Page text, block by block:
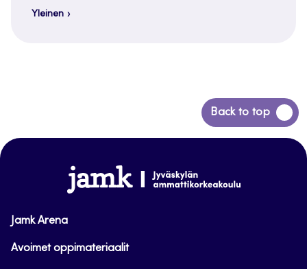
Yleinen
Back to top
Siirry
takaisin
www.jamk.fi
Jamk Arena
Avoimet oppimateriaalit